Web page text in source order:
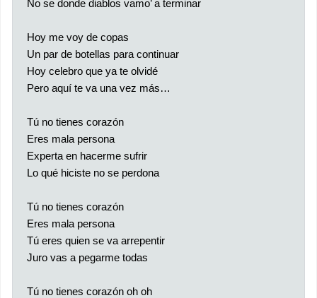
No se donde diablos vamo’ a terminar
Hoy me voy de copas
Un par de botellas para continuar
Hoy celebro que ya te olvidé
Pero aquí te va una vez más…
Tú no tienes corazón
Eres mala persona
Experta en hacerme sufrir
Lo qué hiciste no se perdona
Tú no tienes corazón
Eres mala persona
Tú eres quien se va arrepentir
Juro vas a pegarme todas
Tú no tienes corazón oh oh